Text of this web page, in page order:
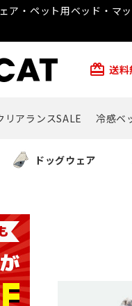
ア・ペット用ベッド・マ
card_giftcard 送料
リアランスSALE 冷感ベ
ドッグウェア